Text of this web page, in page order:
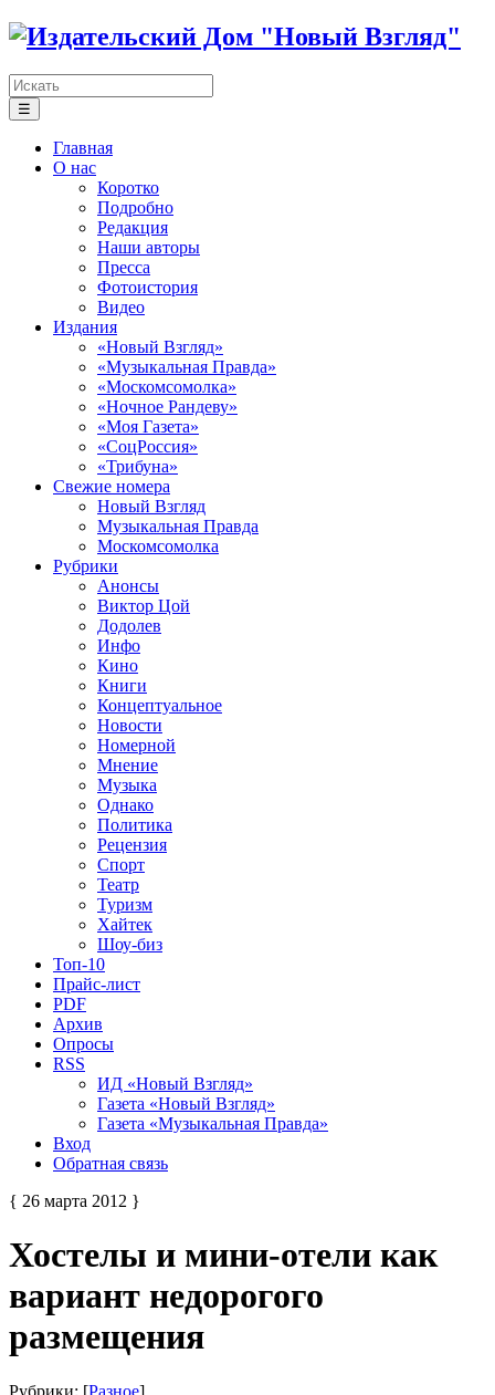
☰
Главная
О нас
Коротко
Подробно
Редакция
Наши авторы
Пресса
Фотоистория
Видео
Издания
«Новый Взгляд»
«Музыкальная Правда»
«Москомсомолка»
«Ночное Рандеву»
«Моя Газета»
«СоцРоссия»
«Трибуна»
Свежие номера
Новый Взгляд
Музыкальная Правда
Москомсомолка
Рубрики
Анонсы
Виктор Цой
Додолев
Инфо
Кино
Книги
Концептуальное
Новости
Номерной
Мнение
Музыка
Однако
Политика
Рецензия
Спорт
Театр
Туризм
Хайтек
Шоу-биз
Топ-10
Прайс-лист
PDF
Архив
Опросы
RSS
ИД «Новый Взгляд»
Газета «Новый Взгляд»
Газета «Музыкальная Правда»
Вход
Обратная связь
{ 26 марта 2012 }
Хостелы и мини-отели как
вариант недорогого
размещения
Рубрики: [Разное]